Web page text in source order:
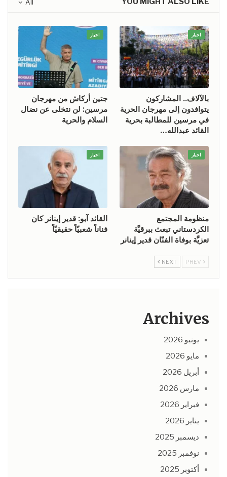
All
اخبار
بالآلاف.. المشاركون
يتوافدون إلى مهرجان الحرية
في مرسين للمطالبة بحرية
القائد عبدالله…
اخبار
جتين أركاش من مهرجان
مرسين: لن نتخلى عن نضال
السلام والحرية
اخبار
منظومة المجتمع
الكردستاني تبعث ببرقيَّة
تعزيَّة بوفاة الفنّان قدير إينانر
اخبار
القائد آبو: قدير إينانر كان
فناناً شعبيّاً حقيقيّاً
NEXT
Archives
يونيو 2026
مايو 2026
أبريل 2026
مارس 2026
فبراير 2026
يناير 2026
ديسمبر 2025
نوفمبر 2025
أكتوبر 2025